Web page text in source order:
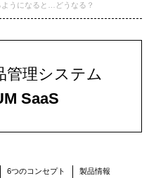
うになると…どうなる？
管理システム
SaaS
6つのコンセプト 製品情報